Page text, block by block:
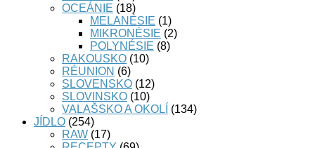
OCEÁNIE (18)
MELANÉSIE (1)
MIKRONÉSIE (2)
POLYNÉSIE (8)
RAKOUSKO (10)
RÉUNION (6)
SLOVENSKO (12)
SLOVINSKO (10)
VALAŠSKO A OKOLÍ (134)
JÍDLO (254)
RAW (17)